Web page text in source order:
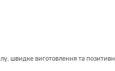
швидке виготовлення та